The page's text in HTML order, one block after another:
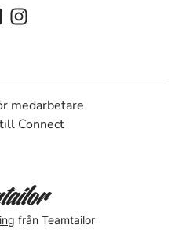
medarbetare
Connect
från Teamtailor